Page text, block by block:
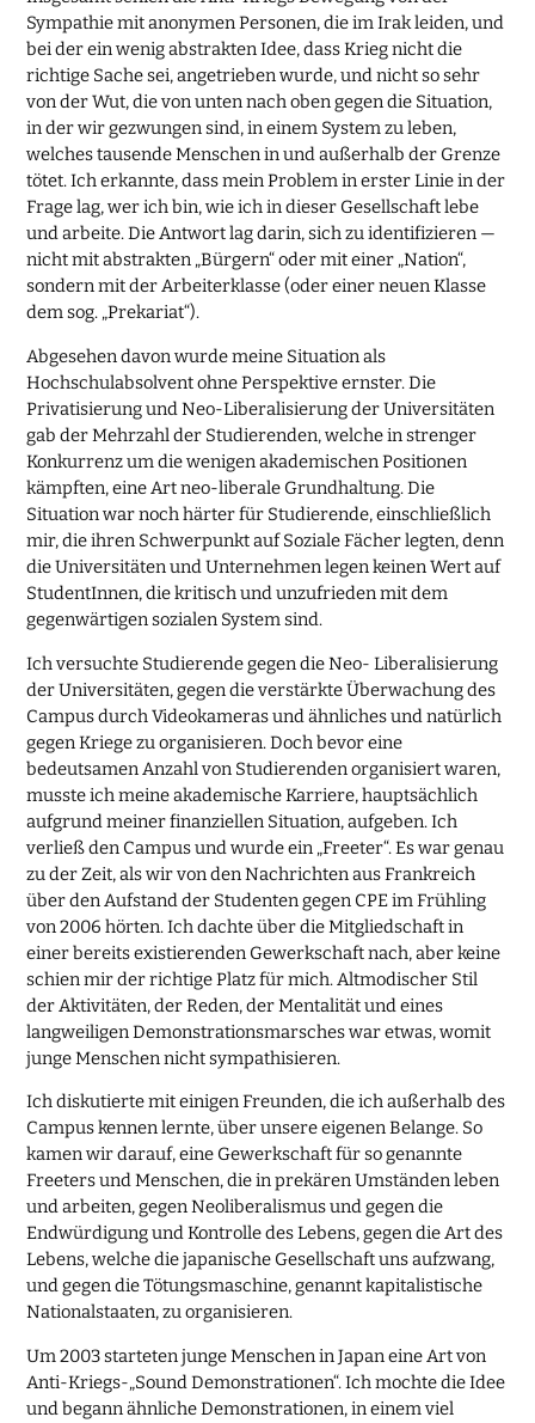
Sympathie mit anonymen Personen, die im Irak leiden, und
bei der ein wenig abstrakten Idee, dass Krieg nicht die
richtige Sache sei, angetrieben wurde, und nicht so sehr
von der Wut, die von unten nach oben gegen die Situation,
in der wir gezwungen sind, in einem System zu leben,
welches tausende Menschen in und außerhalb der Grenze
tötet. Ich erkannte, dass mein Problem in erster Linie in der
Frage lag, wer ich bin, wie ich in dieser Gesellschaft lebe
und arbeite. Die Antwort lag darin, sich zu identifizieren —
nicht mit abstrakten „Bürgern“ oder mit einer „Nation“,
sondern mit der Arbeiterklasse (oder einer neuen Klasse
dem sog. „Prekariat“).
Abgesehen davon wurde meine Situation als
Hochschulabsolvent ohne Perspektive ernster. Die
Privatisierung und Neo-Liberalisierung der Universitäten
gab der Mehrzahl der Studierenden, welche in strenger
Konkurrenz um die wenigen akademischen Positionen
kämpften, eine Art neo-liberale Grundhaltung. Die
Situation war noch härter für Studierende, einschließlich
mir, die ihren Schwerpunkt auf Soziale Fächer legten, denn
die Universitäten und Unternehmen legen keinen Wert auf
StudentInnen, die kritisch und unzufrieden mit dem
gegenwärtigen sozialen System sind.
Ich versuchte Studierende gegen die Neo- Liberalisierung
der Universitäten, gegen die verstärkte Überwachung des
Campus durch Videokameras und ähnliches und natürlich
gegen Kriege zu organisieren. Doch bevor eine
bedeutsamen Anzahl von Studierenden organisiert waren,
musste ich meine akademische Karriere, hauptsächlich
aufgrund meiner finanziellen Situation, aufgeben. Ich
verließ den Campus und wurde ein „Freeter“. Es war genau
zu der Zeit, als wir von den Nachrichten aus Frankreich
über den Aufstand der Studenten gegen CPE im Frühling
von 2006 hörten. Ich dachte über die Mitgliedschaft in
einer bereits existierenden Gewerkschaft nach, aber keine
schien mir der richtige Platz für mich. Altmodischer Stil
der Aktivitäten, der Reden, der Mentalität und eines
langweiligen Demonstrationsmarsches war etwas, womit
junge Menschen nicht sympathisieren.
Ich diskutierte mit einigen Freunden, die ich außerhalb des
Campus kennen lernte, über unsere eigenen Belange. So
kamen wir darauf, eine Gewerkschaft für so genannte
Freeters und Menschen, die in prekären Umständen leben
und arbeiten, gegen Neoliberalismus und gegen die
Endwürdigung und Kontrolle des Lebens, gegen die Art des
Lebens, welche die japanische Gesellschaft uns aufzwang,
und gegen die Tötungsmaschine, genannt kapitalistische
Nationalstaaten, zu organisieren.
Um 2003 starteten junge Menschen in Japan eine Art von
Anti-Kriegs-„Sound Demonstrationen“. Ich mochte die Idee
und begann ähnliche Demonstrationen, in einem viel